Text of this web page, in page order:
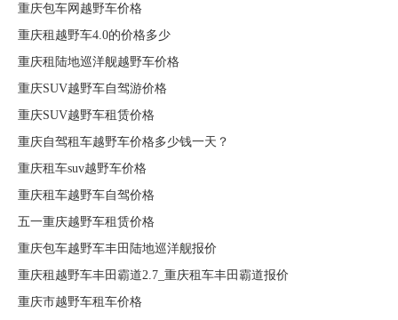
重庆包车网越野车价格
重庆租越野车4.0的价格多少
重庆租陆地巡洋舰越野车价格
重庆SUV越野车自驾游价格
重庆SUV越野车租赁价格
重庆自驾租车越野车价格多少钱一天？
重庆租车suv越野车价格
重庆租车越野车自驾价格
五一重庆越野车租赁价格
重庆包车越野车丰田陆地巡洋舰报价
重庆租越野车丰田霸道2.7_重庆租车丰田霸道报价
重庆市越野车租车价格